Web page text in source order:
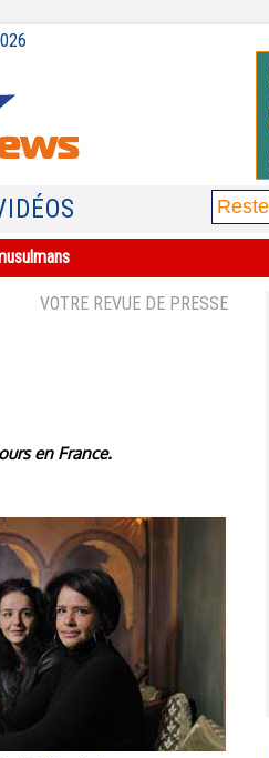
VOTRE REVUE DE PRESSE
en France.